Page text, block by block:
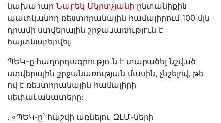
նախարար Նարեկ Մկրտչյանի ընտանիքին
պատկանող ռեստորանային համալիրում 100 մլն
դրամի ստվերային շրջանառություն է
հայտնաբերվել:
ՊԵԿ-ը հաղորդագրություն է տարածել նշված
ստվերային շրջանառության մասին, չնշելով, թե
ով է ռեստորանային համալիրի
սեփականատերը։
. «ՊԵԿ-ը՝ հաշվի առնելով ԶԼՄ-ների